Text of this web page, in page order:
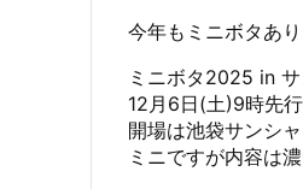
今年もミニボタあり
ミニボタ2025 in
12月6日(土)9時先
開場は池袋サンシ
ミニですが内容は濃